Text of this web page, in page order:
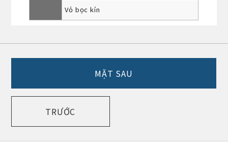
Vỏ bọc kín
MẶT SAU
TRƯỚC